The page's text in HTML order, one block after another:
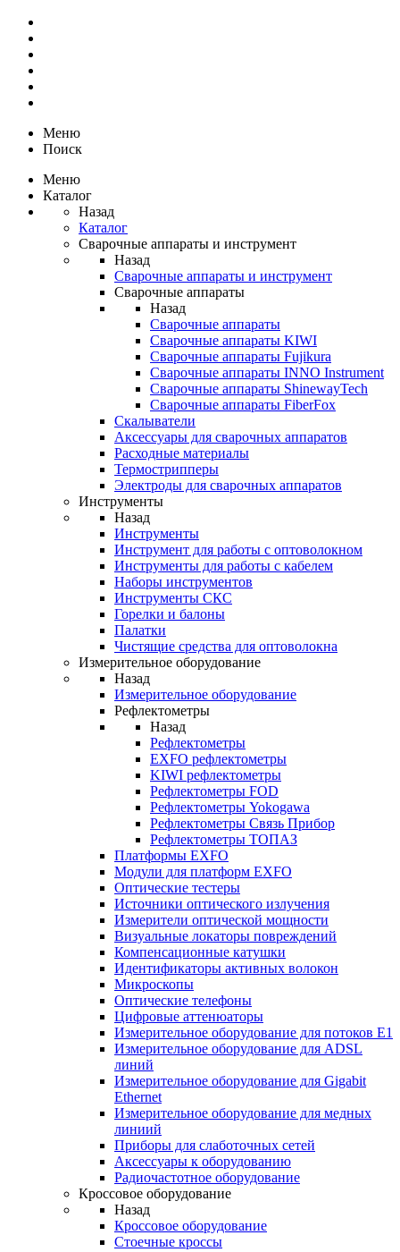
Меню
Поиск
Меню
Каталог
Назад
Каталог
Сварочные аппараты и инструмент
Назад
Сварочные аппараты и инструмент
Сварочные аппараты
Назад
Сварочные аппараты
Сварочные аппараты KIWI
Сварочные аппараты Fujikura
Сварочные аппараты INNO Instrument
Сварочные аппараты ShinewayTech
Cварочные аппараты FiberFox
Скалыватели
Аксессуары для сварочных аппаратов
Расходные материалы
Термострипперы
Электроды для сварочных аппаратов
Инструменты
Назад
Инструменты
Инструмент для работы с оптоволокном
Инструменты для работы с кабелем
Наборы инструментов
Инструменты СКС
Горелки и балоны
Палатки
Чистящие средства для оптоволокна
Измерительное оборудование
Назад
Измерительное оборудование
Рефлектометры
Назад
Рефлектометры
EXFO рефлектометры
KIWI рефлектометры
Рефлектометры FOD
Рефлектометры Yokogawa
Рефлектометры Связь Прибор
Рефлектометры ТОПАЗ
Платформы EXFO
Модули для платформ EXFO
Оптические тестеры
Источники оптического излучения
Измерители оптической мощности
Визуальные локаторы повреждений
Компенсационные катушки
Идентификаторы активных волокон
Микроскопы
Оптические телефоны
Цифровые аттенюаторы
Измерительное оборудование для потоков Е1
Измерительное оборудование для ADSL
линий
Измерительное оборудование для Gigabit
Ethernet
Измерительное оборудование для медных
линиий
Приборы для слаботочных сетей
Аксессуары к оборудованию
Радиочастотное оборудование
Кроссовое оборудование
Назад
Кроссовое оборудование
Стоечные кроссы